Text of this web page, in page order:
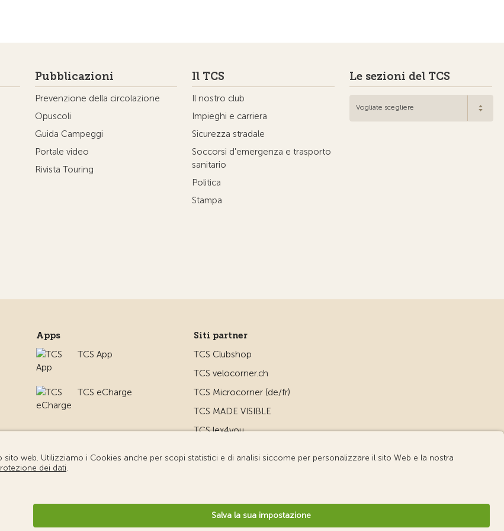
Pubblicazioni
Prevenzione della circolazione
Opuscoli
Guida Campeggi
Portale video
Rivista Touring
Il TCS
Il nostro club
Impieghi e carriera
Sicurezza stradale
Soccorsi d'emergenza e trasporto
sanitario
Politica
Stampa
Le sezioni del TCS
Vogliate scegliere
Apps
TCS App
TCS eCharge
Siti partner
TCS Clubshop
TCS velocorner.ch
TCS Microcorner (de/fr)
TCS MADE VISIBLE
TCS lex4you
Protezione dei dati